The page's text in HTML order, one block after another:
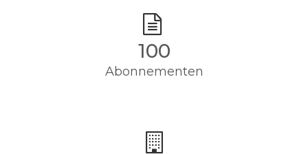
100
Abonnementen